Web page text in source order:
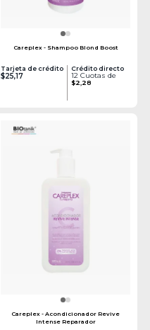
Careplex - Shampoo Blond Boost
Tarjeta de crédito
$25,17
Crédito directo
12 Cuotas de
$2,28
Careplex - Acondicionador Revive
Intense Reparador